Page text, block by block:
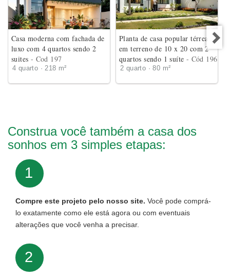
Casa moderna com fachada de
luxo com 4 quartos sendo 2
suites - Cod 197
4 quarto · 218 m²
Planta de casa popular térrea
em terreno de 10 x 20 com 2
quartos sendo 1 suíte - Cód 196
2 quarto · 80 m²
Construa você também a casa dos
sonhos em 3 simples etapas:
1
Compre este projeto pelo nosso site. Você pode comprá-
lo exatamente como ele está agora ou com eventuais
alterações que você venha a precisar.
2